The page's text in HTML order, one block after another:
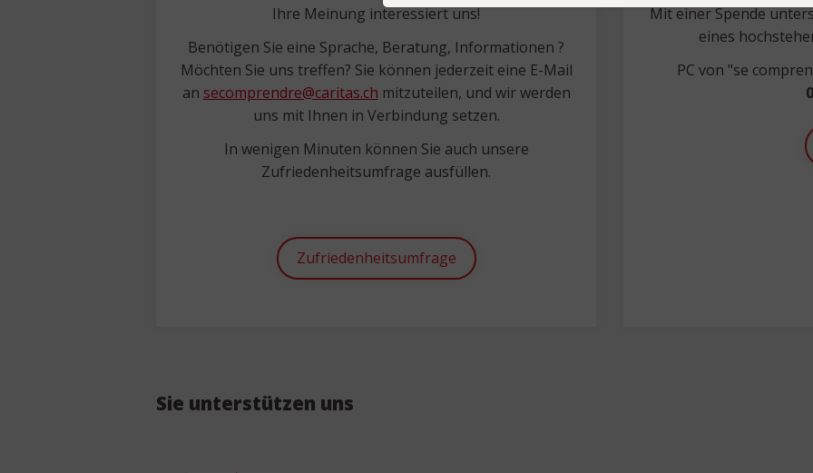
Ihre Meinung interessiert uns!
Benötigen Sie eine Sprache, Beratung, Informationen ?
Möchten Sie uns treffen? Sie können jederzeit eine E-Mail
an secomprendre@caritas.ch mitzuteilen, und wir werden
uns mit Ihnen in Verbindung setzen.
In wenigen Minuten können Sie auch unsere
Zufriedenheitsumfrage ausfüllen.
Zufriedenheitsumfrage
Mit einer Spende
eines
PC von "se
Sie unterstützen uns